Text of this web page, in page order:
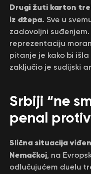
Drugi žuti karton
iz džepa. Sve u
zadovoljni
reprezentaciju
pitanje je kako bi
zaključio je sudijski
Srbiji “ne
penal
Slična situacija
Nemačkoj, na
odlučujućem duelu